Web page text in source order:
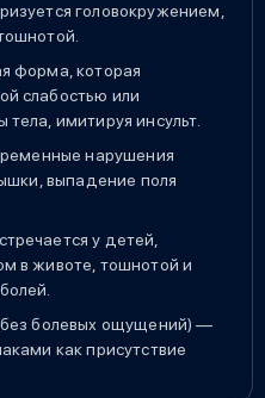
головокружением,
форма, которая
слабостью или
имитируя инсульт.
нарушения
выпадение поля
у детей,
в животе, тошнотой и
болевых ощущений) —
как присутствие